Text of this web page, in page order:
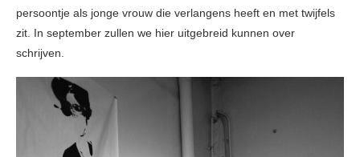
persoontje als jonge vrouw die verlangens heeft en met twijfels
zit. In september zullen we hier uitgebreid kunnen over
schrijven.